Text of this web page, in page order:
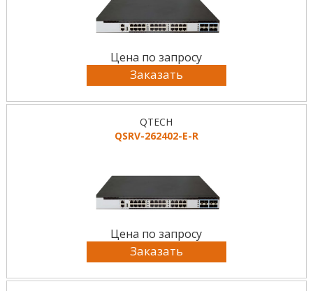
Цена по запросу
Заказать
QTECH
QSRV-262402-E-R
Цена по запросу
Заказать